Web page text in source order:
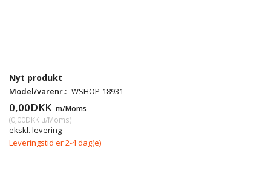
Nyt produkt
Model/varenr.: WSHOP-18931
0,00DKK m/Moms
(0,00DKK u/Moms)
ekskl. levering
Leveringstid er 2-4 dag(e)